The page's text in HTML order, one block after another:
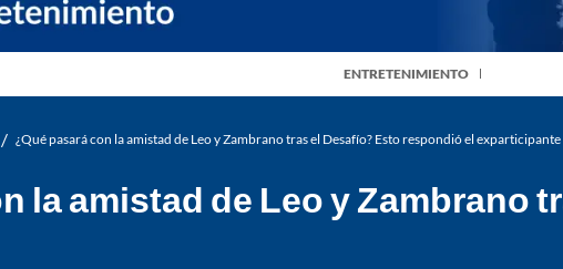
ENTRETENIMIENTO
/ ¿Qué pasará con la amistad de Leo y Zambrano tras el Desafío? Esto respondió el exparticipante
la amistad de Leo y Zambrano